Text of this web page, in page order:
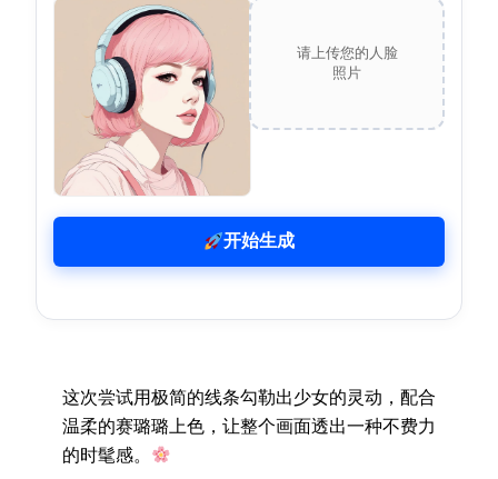
请上传您的人脸
照片
开始生成
这次尝试用极简的线条勾勒出少女的灵动，配合
温柔的赛璐璐上色，让整个画面透出一种不费力
的时髦感。